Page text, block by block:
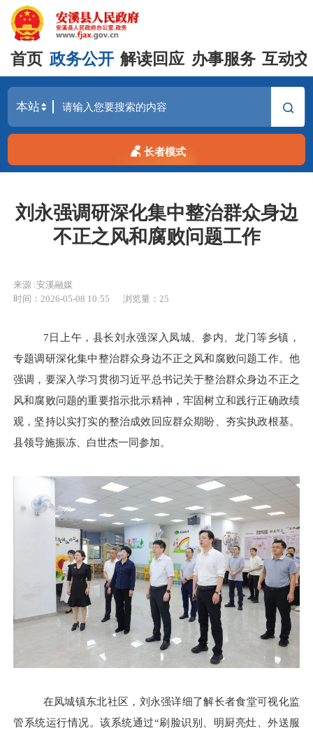
首页 政务公开 解读回应 办事服务 互动
长者模式
刘永强调研深化集中整治群众身边
不正之风和腐败问题工作
来源 :安溪融媒
时间：2026-05-08 10:55
浏览量： 25
7日上午，县长刘永强深入凤城、参内、龙门等乡镇，
专题调研深化集中整治群众身边不正之风和腐败问题工作。他
强调，要深入学习贯彻习近平总书记关于整治群众身边不正之
风和腐败问题的重要指示批示精神，牢固树立和践行正确政绩
观，坚持以实打实的整治成效回应群众期盼、夯实执政根基。
县领导施振冻、白世杰一同参加。
在凤城镇东北社区，刘永强详细了解长者食堂可视化监
管系统运行情况。该系统通过“刷脸识别、明厨亮灶、外送服